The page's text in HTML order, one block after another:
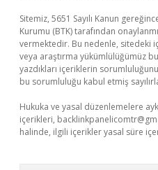
Sitemiz, 5651 Sayılı Kanun
Kurumu (BTK) tarafından
vermektedir. Bu nedenle, sitedeki
veya araştırma yükümlülüğümüz
yazdıkları içeriklerin
bu sorumluluğu kabul etmiş
Hukuka ve yasal düzenlemelere
içerikleri,
halinde, ilgili içerikler yasal süre